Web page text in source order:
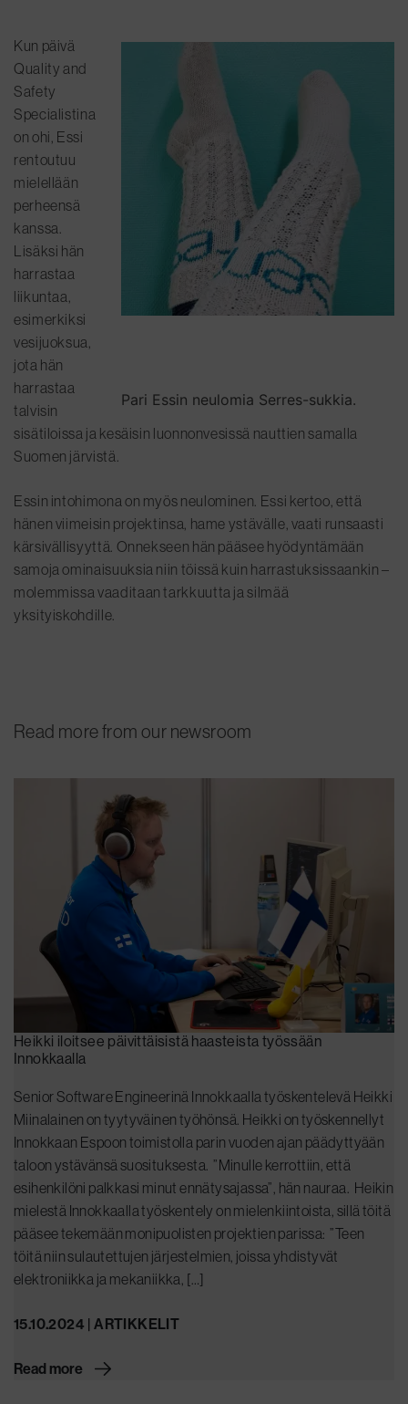
Pari Essin neulomia Serres-sukkia.
Kun päivä
Quality and
Safety
Specialistina
on ohi, Essi
rentoutuu
mielellään
perheensä
kanssa.
Lisäksi hän
harrastaa
liikuntaa,
esimerkiksi
vesijuoksua,
jota hän
harrastaa
talvisin
sisätiloissa ja kesäisin luonnonvesissä nauttien samalla
Suomen järvistä.
Essin intohimona on myös neulominen. Essi kertoo, että
hänen viimeisin projektinsa, hame ystävälle, vaati runsaasti
kärsivällisyyttä. Onnekseen hän pääsee hyödyntämään
samoja ominaisuuksia niin töissä kuin harrastuksissaankin –
molemmissa vaaditaan tarkkuutta ja silmää
yksityiskohdille.
Read more from our newsroom
Heikki iloitsee päivittäisistä haasteista työssään
Innokkaalla
Senior Software Engineerinä Innokkaalla työskentelevä Heikki
Miinalainen on tyytyväinen työhönsä. Heikki on työskennellyt
Innokkaan Espoon toimistolla parin vuoden ajan päädyttyään
taloon ystävänsä suosituksesta. ”Minulle kerrottiin, että
esihenkilöni palkkasi minut ennätysajassa”, hän nauraa. Heikin
mielestä Innokkaalla työskentely on mielenkiintoista, sillä töitä
pääsee tekemään monipuolisten projektien parissa: ”Teen
töitä niin sulautettujen järjestelmien, joissa yhdistyvät
elektroniikka ja mekaniikka, […]
15.10.2024 | ARTIKKELIT
Read more